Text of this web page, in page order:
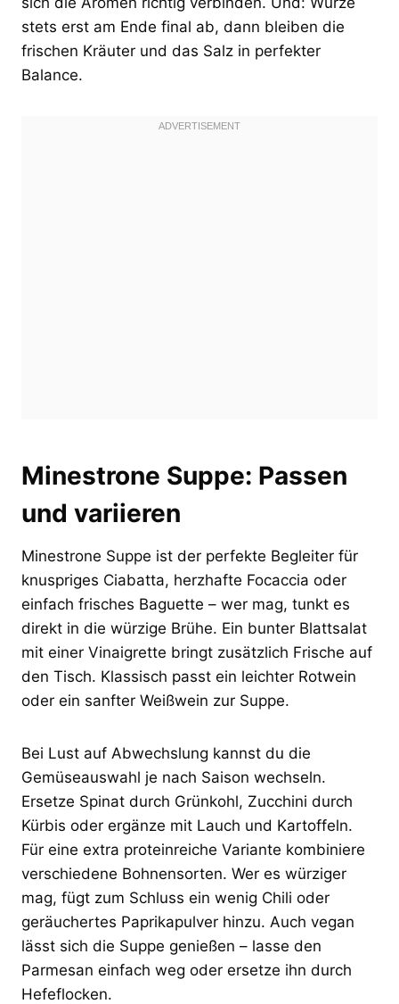
stets erst am Ende final ab, dann bleiben die
frischen Kräuter und das Salz in perfekter
Balance.
Minestrone Suppe: Passen
und variieren
Minestrone Suppe ist der perfekte Begleiter für
knuspriges Ciabatta, herzhafte Focaccia oder
einfach frisches Baguette – wer mag, tunkt es
direkt in die würzige Brühe. Ein bunter Blattsalat
mit einer Vinaigrette bringt zusätzlich Frische auf
den Tisch. Klassisch passt ein leichter Rotwein
oder ein sanfter Weißwein zur Suppe.
Bei Lust auf Abwechslung kannst du die
Gemüseauswahl je nach Saison wechseln.
Ersetze Spinat durch Grünkohl, Zucchini durch
Kürbis oder ergänze mit Lauch und Kartoffeln.
Für eine extra proteinreiche Variante kombiniere
verschiedene Bohnensorten. Wer es würziger
mag, fügt zum Schluss ein wenig Chili oder
geräuchertes Paprikapulver hinzu. Auch vegan
lässt sich die Suppe genießen – lasse den
Parmesan einfach weg oder ersetze ihn durch
Hefeflocken.